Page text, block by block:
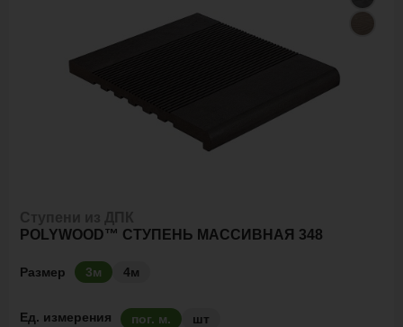
POLYWOOD™ СТУПЕНЬ МАССИВНАЯ 348
Размер 3м 4м
Ед. измерения пог. м. шт